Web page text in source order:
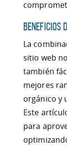
Beneficios
La
sitio web
también
mejores
orgánico y
Este
para